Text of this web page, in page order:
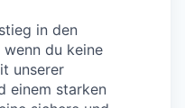
in den
du keine
unserer
einem starken